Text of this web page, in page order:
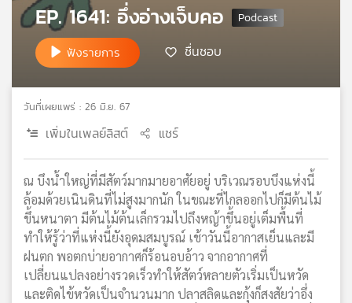
เครือ
ไทย
แผนที่
วิทยุ
เครือ
ข่าย
EP. 1641: อึ่งอ่างเจ็บคอ
ฟังรายการ ชื่นชอบ
วันที่เผยแพร่ : 26 มิ.ย. 67
เพิ่มในเพลย์ลิสต์ แชร์
ณ บึงน้ำใหญ่ที่มีสัตว์มากมายอาศัยอยู่ บริเวณรอบบึงแห่งนี้
ล้อมด้วยเนินดินที่ไม่สูงมากนัก ในขณะที่ไกลออกไปก็มีต้นไม้
ขึ้นหนาตา มีต้นไม้ต้นเล็กรวมไปถึงหญ้าขึ้นอยู่เต็มพื้นที่
ทำให้รู้ว่าที่แห่งนี้ยังอุดมสมบูรณ์ เช้าวันนี้อากาสเย็นและมี
ฝนตก พอตกบ่ายอากาศก็ร้อนอบอ้าว จากอากาศที่
เปลี่ยนแปลงอย่างรวดเร็วทำให้สัตว์หลายตัวเริ่มเป็นหวัด
และติดไข้หวัดเป็นจำนวนมาก ปลาสลิดและกุ้งก็สงสัยว่าอึ่ง